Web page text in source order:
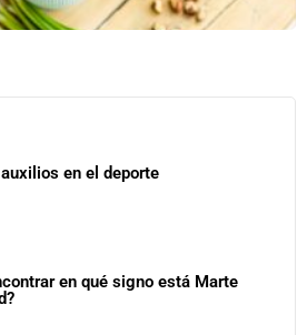
en el deporte
en qué signo está Marte